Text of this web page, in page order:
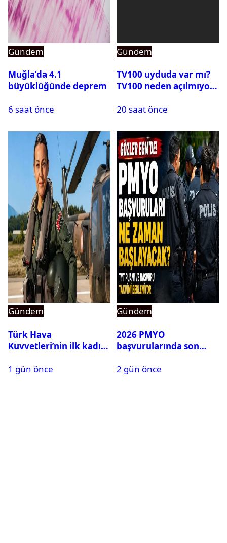
Gündem
Muğla’da 4.1
büyüklüğünde deprem
6 saat önce
Gündem
TV100 uyduda var mı?
TV100 neden açılmıyor?
20 saat önce
Gündem
Türk Hava
Kuvvetleri’nin ilk kadın
Karapınar hakkında
1 gün önce
Gündem
2026 PMYO
başvurularında son
2 gün önce